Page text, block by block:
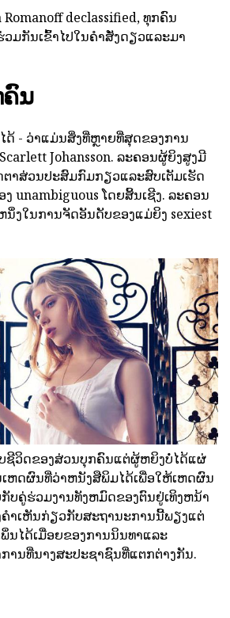
declassified, ທຸກຄົນ
ວມກັນເຂົ້າໄປໃນຄໍາສັ່ງດຽວແລະມາ
ນ
ດ້ - ວ່າແມ່ນສິ່ງທີ່ຫຼາຍທີ່ສຸດຂອງການ
Johansson. ລະຄອນຜູ້ຍິງສູງມີ
າສ່ວນປະສົມກົມກຽວແລະສົບເຕັມເຮັດ
unambiguous ໂດຍສິ້ນເຊີງ. ລະຄອນ
ນຶ່ງໃນການຈັດອັນດັບຂອງແມ່ຍິງ sexiest
ຊີວິດຂອງສ່ວນບຸກຄົນແຕ່ຜູ້ຫຍິງບໍ່ໄດ້ແຜ່
ຫດຜົນທີ່ວ່າຫນັງສືພິມໄດ້ເພື່ອໃຫ້ເຫດຜົນ
ບຄູ່ຮ່ວມງານທັງຫມົດຂອງຕົນຢູ່ເທິງຫນ້າ
ຄໍາເຫັນກ່ຽວກັບສະຖານະການນີ້ພຽງແຕ່
ນໄດ້ເມື່ອຍຂອງການນິນທາແລະ
ານທີ່ນາງສະປະຊາຊົນທີ່ແຕກຕ່າງກັນ.